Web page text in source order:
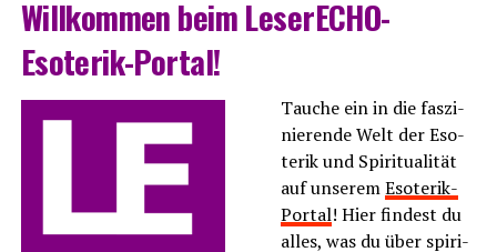
Will­kom­men beim LeserECHO-
Esoterik-Portal!
Tau­che ein in die fas­zi­
nie­ren­de Welt der Eso­
te­rik und Spi­ri­tua­li­tät
auf unse­remEso­te­rik-
Por­tal! Hier fin­dest du
alles, was du über spi­ri­